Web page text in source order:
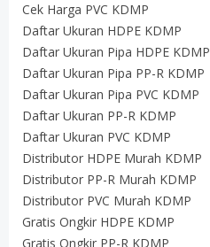
Cek Harga PVC KDMP
Daftar Ukuran HDPE KDMP
Daftar Ukuran Pipa HDPE KDMP
Daftar Ukuran Pipa PP-R KDMP
Daftar Ukuran Pipa PVC KDMP
Daftar Ukuran PP-R KDMP
Daftar Ukuran PVC KDMP
Distributor HDPE Murah KDMP
Distributor PP-R Murah KDMP
Distributor PVC Murah KDMP
Gratis Ongkir HDPE KDMP
Gratis Ongkir PP-R KDMP